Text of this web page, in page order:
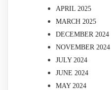
APRIL 2025
MARCH 2025
DECEMBER 2024
NOVEMBER 2024
JULY 2024
JUNE 2024
MAY 2024